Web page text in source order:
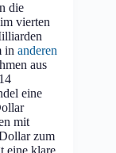
die
vierten
in anderen
aus
eine
mit
zum